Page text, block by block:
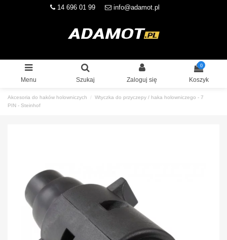
14 696 01 99 info@adamot.pl
Menu Szukaj Zaloguj się
0
Koszyk
Akcesoria do haków holowniczych
Wtyczka do przyczepy / haka holowniczego - 7
PIN - Steinhof